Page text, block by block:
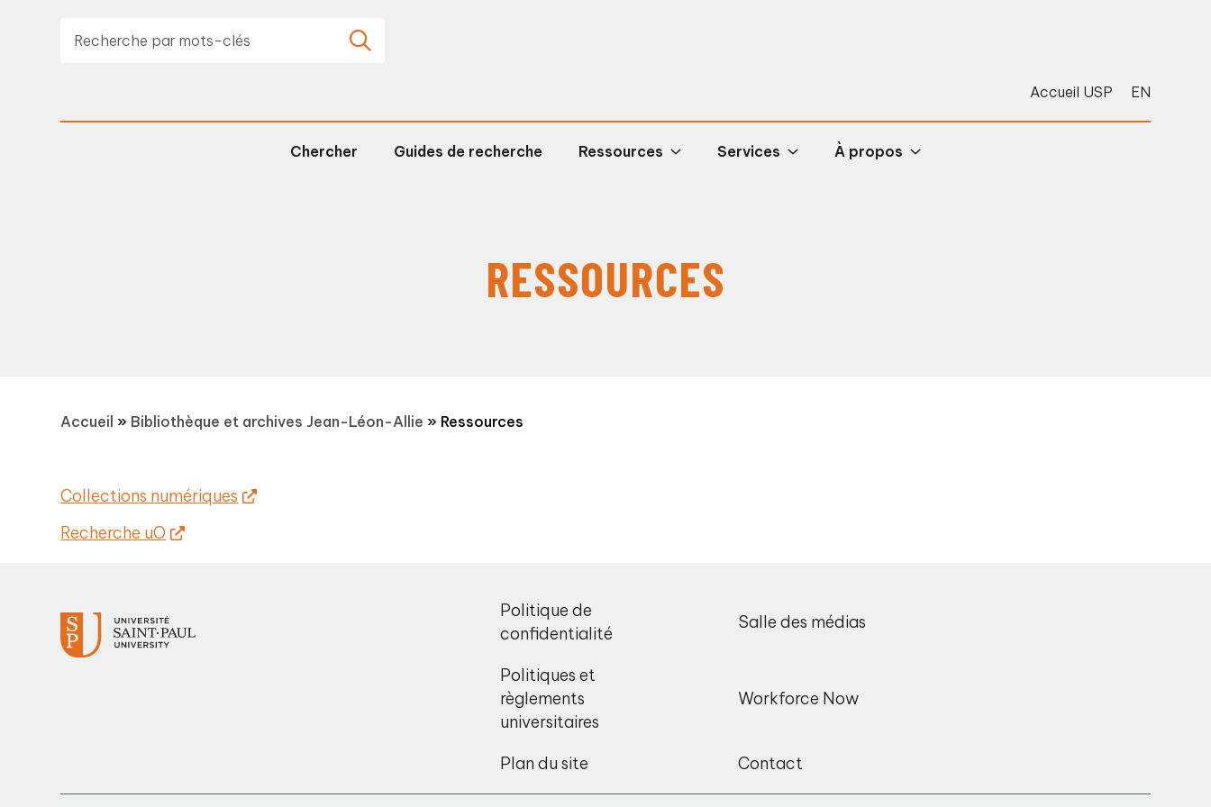
Accueil USP EN
Chercher Guides de recherche Ressources Services À propos
RESSOURCES
Accueil » Bibliothèque et archives Jean-Léon-Allie » Ressources
Collections numériques
Recherche uO
Politique de
confidentialité
Salle des médias
Politiques et
règlements
universitaires
Workforce Now
Plan du site Contact